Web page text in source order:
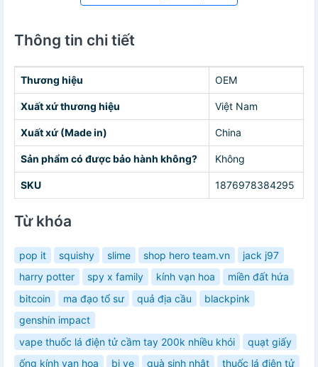
Thông tin chi tiết
Thương hiệu OEM
Xuất xứ thương hiệu Việt Nam
Xuất xứ (Made in) China
Sản phẩm có được bảo hành không? Không
SKU 1876978384295
Từ khóa
pop it squishy slime shop hero team.vn
jack j97
harry potter
spy x family kính vạn hoa
miền đất hứa
bitcoin
ma đạo tổ sư quả địa cầu
blackpink
genshin impact
vape thuốc lá điện tử cầm tay 200k nhiều khói
quạt giấy
ống kính vạn hoa
bi ve quà sinh nhật
thuốc lá điện tử